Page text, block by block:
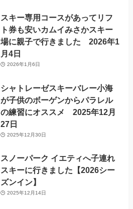
スキー専用コースがあってリフ
ト券も安いカムイみさかスキー
場に親子で行きました 2026年1
月4日
2026年1月6日
シャトレーゼスキーバレー小海
が子供のボーゲンからパラレル
の練習にオススメ 2025年12月
27日
2025年12月30日
スノーパーク イエティへ子連れ
スキーに行きました【2026シー
ズンイン】
2025年12月14日